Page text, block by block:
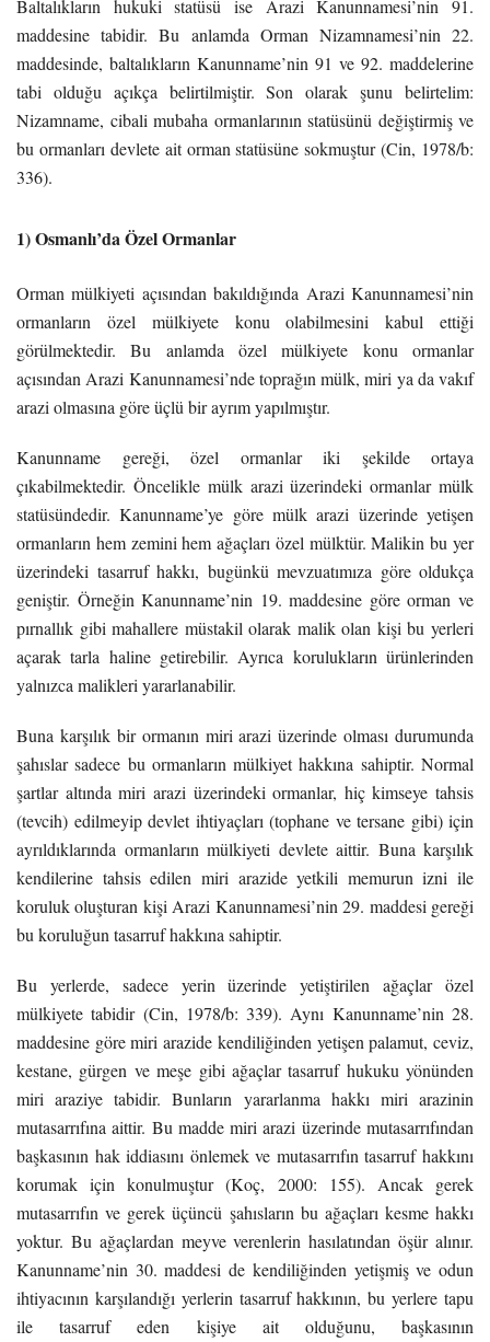
Baltalıkların hukuki statüsü ise Arazi Kanunnamesi’nin 91.
maddesine tabidir. Bu anlamda Orman Nizamnamesi’nin 22.
maddesinde, baltalıkların Kanunname’nin 91 ve 92. maddelerine
tabi olduğu açıkça belirtilmiştir. Son olarak şunu belirtelim:
Nizamname, cibali mubaha ormanlarının statüsünü değiştirmiş ve
bu ormanları devlete ait orman statüsüne sokmuştur (Cin, 1978/b:
336).
1) Osmanlı’da Özel Ormanlar
Orman mülkiyeti açısından bakıldığında Arazi Kanunnamesi’nin
ormanların özel mülkiyete konu olabilmesini kabul ettiği
görülmektedir. Bu anlamda özel mülkiyete konu ormanlar
açısından Arazi Kanunnamesi’nde toprağın mülk, miri ya da vakıf
arazi olmasına göre üçlü bir ayrım yapılmıştır.
Kanunname gereği, özel ormanlar iki şekilde ortaya
çıkabilmektedir. Öncelikle mülk arazi üzerindeki ormanlar mülk
statüsündedir. Kanunname’ye göre mülk arazi üzerinde yetişen
ormanların hem zemini hem ağaçları özel mülktür. Malikin bu yer
üzerindeki tasarruf hakkı, bugünkü mevzuatımıza göre oldukça
geniştir. Örneğin Kanunname’nin 19. maddesine göre orman ve
pırnallık gibi mahallere müstakil olarak malik olan kişi bu yerleri
açarak tarla haline getirebilir. Ayrıca korulukların ürünlerinden
yalnızca malikleri yararlanabilir.
Buna karşılık bir ormanın miri arazi üzerinde olması durumunda
şahıslar sadece bu ormanların mülkiyet hakkına sahiptir. Normal
şartlar altında miri arazi üzerindeki ormanlar, hiç kimseye tahsis
(tevcih) edilmeyip devlet ihtiyaçları (tophane ve tersane gibi) için
ayrıldıklarında ormanların mülkiyeti devlete aittir. Buna karşılık
kendilerine tahsis edilen miri arazide yetkili memurun izni ile
koruluk oluşturan kişi Arazi Kanunnamesi’nin 29. maddesi gereği
bu koruluğun tasarruf hakkına sahiptir.
Bu yerlerde, sadece yerin üzerinde yetiştirilen ağaçlar özel
mülkiyete tabidir (Cin, 1978/b: 339). Aynı Kanunname’nin 28.
maddesine göre miri arazide kendiliğinden yetişen palamut, ceviz,
kestane, gürgen ve meşe gibi ağaçlar tasarruf hukuku yönünden
miri araziye tabidir. Bunların yararlanma hakkı miri arazinin
mutasarrıfına aittir. Bu madde miri arazi üzerinde mutasarrıfından
başkasının hak iddiasını önlemek ve mutasarrıfın tasarruf hakkını
korumak için konulmuştur (Koç, 2000: 155). Ancak gerek
mutasarrıfın ve gerek üçüncü şahısların bu ağaçları kesme hakkı
yoktur. Bu ağaçlardan meyve verenlerin hasılatından öşür alınır.
Kanunname’nin 30. maddesi de kendiliğinden yetişmiş ve odun
ihtiyacının karşılandığı yerlerin tasarruf hakkının, bu yerlere tapu
ile tasarruf eden kişiye ait olduğunu, başkasının